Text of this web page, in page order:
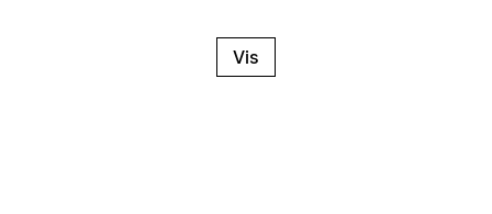
Vis